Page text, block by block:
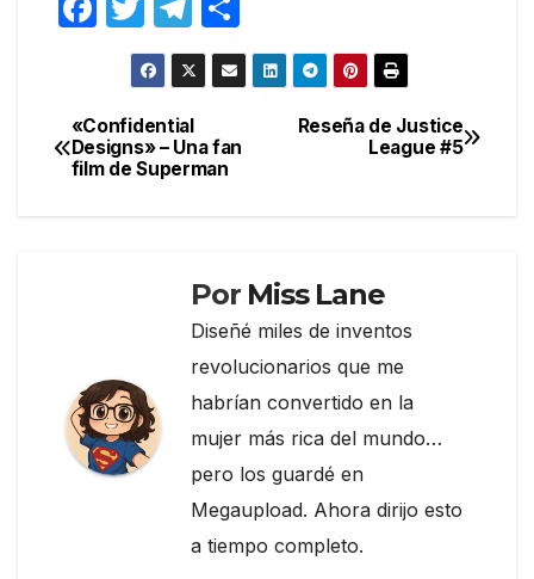
e
b
w
itt
er
el
e
gr
a
o
m
ar
Navegación
de
Reseña de Justice
League #5
«Confidential
Designs» – Una fan
film de Superman
Por Miss Lane
Diseñé miles de inventos
revolucionarios que me
habrían convertido en la
mujer más rica del mundo…
pero los guardé en
Megaupload. Ahora dirijo esto
a tiempo completo.